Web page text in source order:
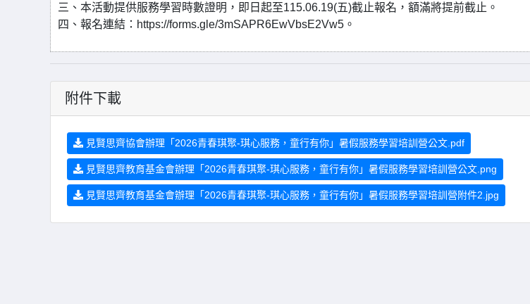
三、本活動提供服務學習時數證明，即日起至115.06.19(五)截止報名，額滿將提前截止。
四、報名連結：https://forms.gle/3mSAPR6EwVbsE2Vw5。
附件下載
見賢思齊協會辦理「2026青春琪聚-琪心服務，童行有你」暑假服務學習培訓營公文.pdf
見賢思齊教育基金會辦理「2026青春琪聚-琪心服務，童行有你」暑假服務學習培訓營公文.png
見賢思齊教育基金會辦理「2026青春琪聚-琪心服務，童行有你」暑假服務學習培訓營附件2.jpg